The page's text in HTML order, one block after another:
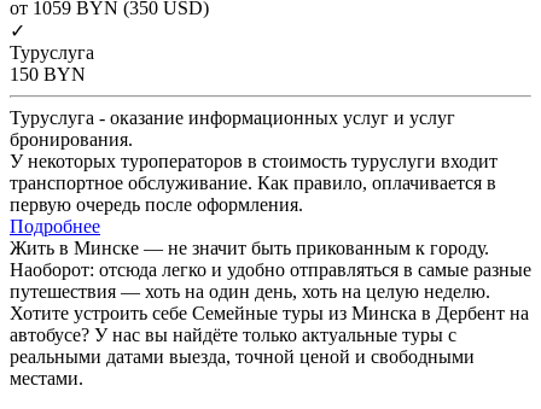
от 1059 BYN (350 USD)
✓
Туруслуга
150 BYN
Туруслуга - оказание информационных услуг и услуг
бронирования.
У некоторых туроператоров в стоимость туруслуги входит
транспортное обслуживание. Как правило, оплачивается в
первую очередь после оформления.
Подробнее
Жить в Минске — не значит быть прикованным к городу.
Наоборот: отсюда легко и удобно отправляться в самые разные
путешествия — хоть на один день, хоть на целую неделю.
Хотите устроить себе Семейные туры из Минска в Дербент на
автобусе? У нас вы найдёте только актуальные туры с
реальными датами выезда, точной ценой и свободными
местами.